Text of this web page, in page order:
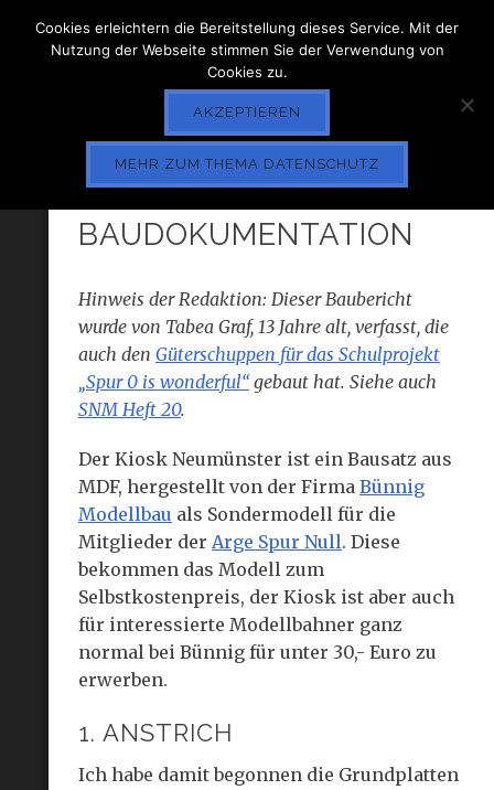
KIOSK NEUMÜNSTER –
BAUDOKUMENTATION
Hinweis der Redaktion: Dieser Baubericht
wurde von Tabea Graf, 13 Jahre alt, verfasst, die
auch den Güterschuppen für das Schulprojekt
„Spur 0 is wonderful“gebaut hat. Siehe auch
SNM Heft 20.
Der Kiosk Neumünster ist ein Bausatz aus
MDF, hergestellt von der Firma Bünnig
Modellbau als Sondermodell für die
Mitglieder der Arge Spur Null. Diese
bekommen das Modell zum
Selbstkostenpreis, der Kiosk ist aber auch
für interessierte Modellbahner ganz
normal bei Bünnig für unter 30,- Euro zu
erwerben.
1. ANSTRICH
Ich habe damit begonnen die Grundplatten
Cookies erleichtern die Bereitstellung dieses Service. Mit der
Nutzung der Webseite stimmen Sie der Verwendung von
Cookies zu.
AKZEPTIEREN
MEHR ZUM THEMA DATENSCHUTZ